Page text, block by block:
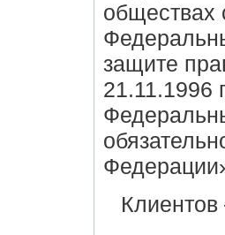
обществах
защите
21.11.1996
Клиентов